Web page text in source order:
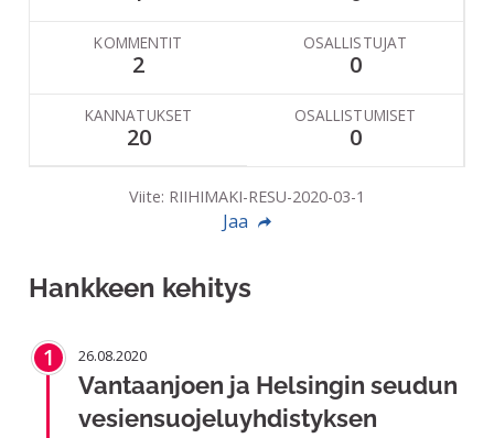
KOMMENTIT
2
OSALLISTUJAT
0
KANNATUKSET
20
OSALLISTUMISET
0
Viite: RIIHIMAKI-RESU-2020-03-1
Jaa
Hankkeen kehitys
1 26.08.2020
Vantaanjoen ja Helsingin seudun
vesiensuojeluyhdistyksen